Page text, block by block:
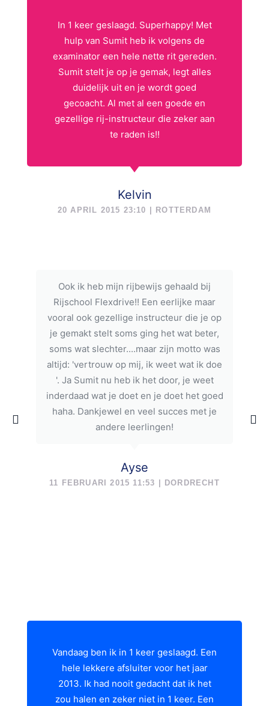
In 1 keer geslaagd. Superhappy! Met
hulp van Sumit heb ik volgens de
examinator een hele nette rit gereden.
Sumit stelt je op je gemak, legt alles
duidelijk uit en je wordt goed
gecoacht. Al met al een goede en
gezellige rij-instructeur die zeker aan
te raden is!!
Kelvin
20 APRIL 2015 23:10 | ROTTERDAM
Ook ik heb mijn rijbewijs gehaald bij
Rijschool Flexdrive!! Een eerlijke maar
vooral ook gezellige instructeur die je op
je gemakt stelt soms ging het wat beter,
soms wat slechter....maar zijn motto was
altijd: 'vertrouw op mij, ik weet wat ik doe
'. Ja Sumit nu heb ik het door, je weet
inderdaad wat je doet en je doet het goed
haha. Dankjewel en veel succes met je
andere leerlingen!
Ayse
11 FEBRUARI 2015 11:53 | DORDRECHT
Vandaag ben ik in 1 keer geslaagd. Een
hele lekkere afsluiter voor het jaar
2013. Ik had nooit gedacht dat ik het
zou halen en zeker niet in 1 keer. Een